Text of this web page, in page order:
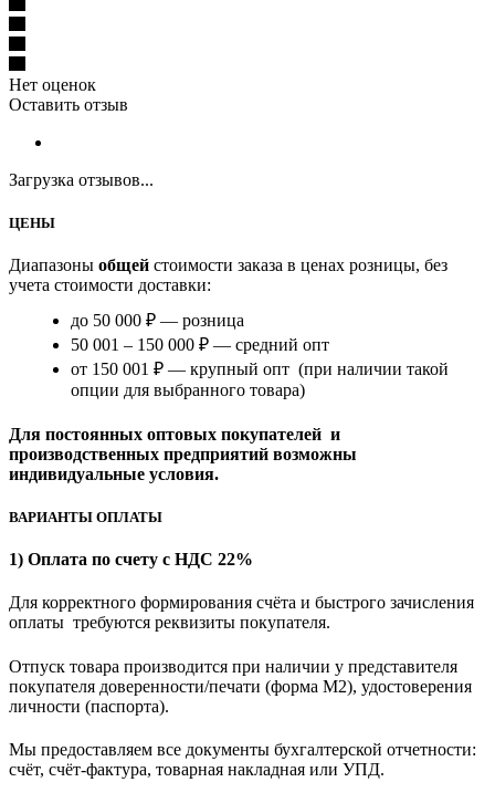
Нет оценок
Оставить отзыв
Загрузка отзывов...
ЦЕНЫ
Диапазоны общей стоимости заказа в ценах розницы, без
учета стоимости доставки:
до 50 000 ₽ — розница
50 001 – 150 000 ₽ — средний опт
от 150 001 ₽ — крупный опт (при наличии такой
опции для выбранного товара)
Для постоянных оптовых покупателей и
производственных предприятий возможны
индивидуальные условия.
ВАРИАНТЫ ОПЛАТЫ
1) Оплата по счету с НДС 22%
Для корректного формирования счёта и быстрого зачисления
оплаты требуются реквизиты покупателя.
Отпуск товара производится при наличии у представителя
покупателя доверенности/печати (форма M2), удостоверения
личности (паспорта).
Мы предоставляем все документы бухгалтерской отчетности:
счёт, счёт-фактура, товарная накладная или УПД.